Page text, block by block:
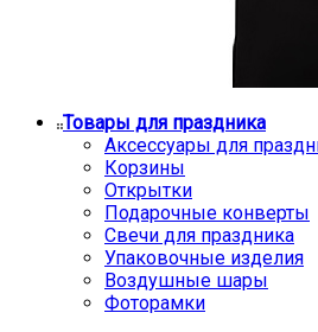
Товары для праздника
Аксессуары для
Корзины
Открытки
Подарочные конверты
Свечи для праздника
Упаковочные изделия
Воздушные шары
Фоторамки